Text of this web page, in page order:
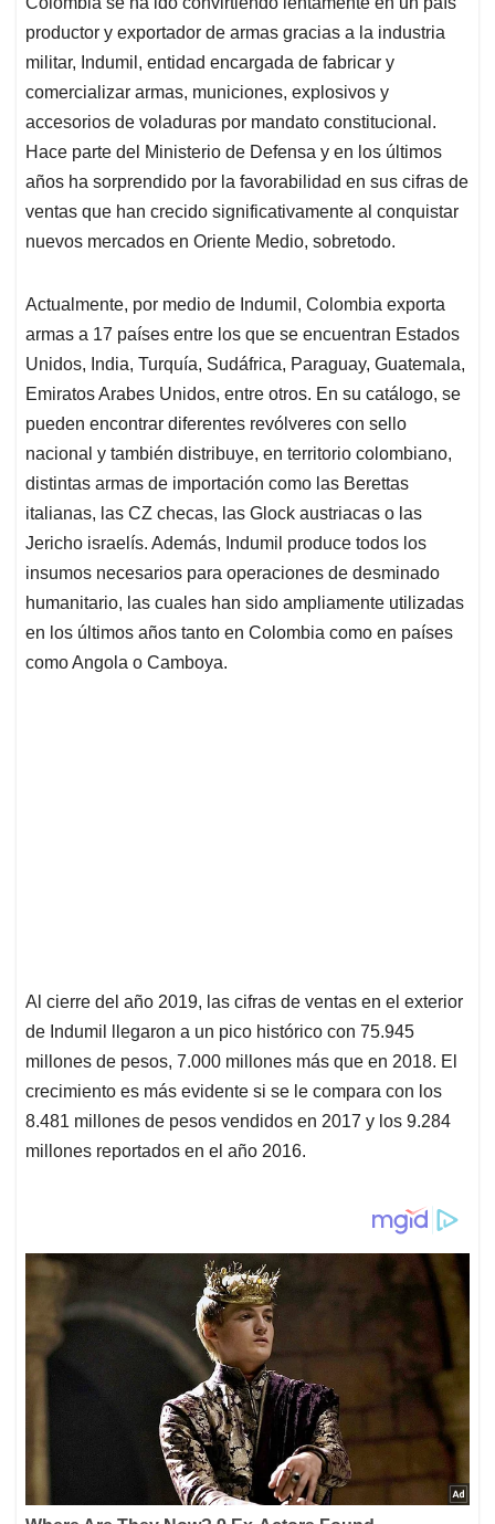
s
A
p
p
b
o
o
k
e
d
I
n
l
a
d
s
productor y exportador de armas gracias a la industria
militar, Indumil, entidad encargada de fabricar y
comercializar armas, municiones, explosivos y
accesorios de voladuras por mandato constitucional.
Hace parte del Ministerio de Defensa y en los últimos
años ha sorprendido por la favorabilidad en sus cifras de
ventas que han crecido significativamente al conquistar
nuevos mercados en Oriente Medio, sobretodo.
Actualmente, por medio de Indumil, Colombia exporta
armas a 17 países entre los que se encuentran Estados
Unidos, India, Turquía, Sudáfrica, Paraguay, Guatemala,
Emiratos Arabes Unidos, entre otros. En su catálogo, se
pueden encontrar diferentes revólveres con sello
nacional y también distribuye, en territorio colombiano,
distintas armas de importación como las Berettas
italianas, las CZ checas, las Glock austriacas o las
Jericho israelís. Además, Indumil produce todos los
insumos necesarios para operaciones de desminado
humanitario, las cuales han sido ampliamente utilizadas
en los últimos años tanto en Colombia como en países
como Angola o Camboya.
Al cierre del año 2019, las cifras de ventas en el exterior
de Indumil llegaron a un pico histórico con 75.945
millones de pesos, 7.000 millones más que en 2018. El
crecimiento es más evidente si se le compara con los
8.481 millones de pesos vendidos en 2017 y los 9.284
millones reportados en el año 2016.